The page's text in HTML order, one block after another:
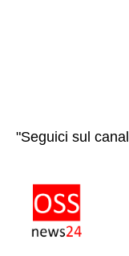
"Seguici sul